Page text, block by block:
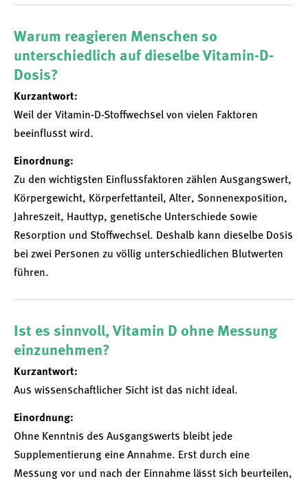
Warum reagieren Menschen so
unterschiedlich auf dieselbe Vitamin-D-
Dosis?
Kurzantwort:
Weil der Vitamin-D-Stoffwechsel von vielen Faktoren
beeinflusst wird.
Einordnung:
Zu den wichtigsten Einflussfaktoren zählen Ausgangswert,
Körpergewicht, Körperfettanteil, Alter, Sonnenexposition,
Jahreszeit, Hauttyp, genetische Unterschiede sowie
Resorption und Stoffwechsel. Deshalb kann dieselbe Dosis
bei zwei Personen zu völlig unterschiedlichen Blutwerten
führen.
Ist es sinnvoll, Vitamin D ohne Messung
einzunehmen?
Kurzantwort:
Aus wissenschaftlicher Sicht ist das nicht ideal.
Einordnung:
Ohne Kenntnis des Ausgangswerts bleibt jede
Supplementierung eine Annahme. Erst durch eine
Messung vor und nach der Einnahme lässt sich beurteilen,